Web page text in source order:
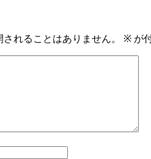
れることはありません。 ※ が